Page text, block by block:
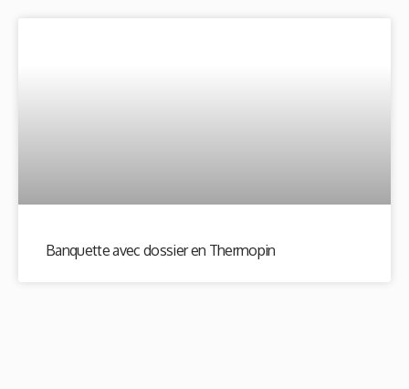
Banquette avec dossier en Thermopin